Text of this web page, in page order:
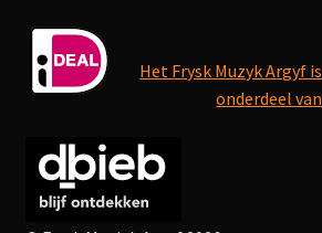
Het Frysk Muzyk Argyf is
onderdeel van